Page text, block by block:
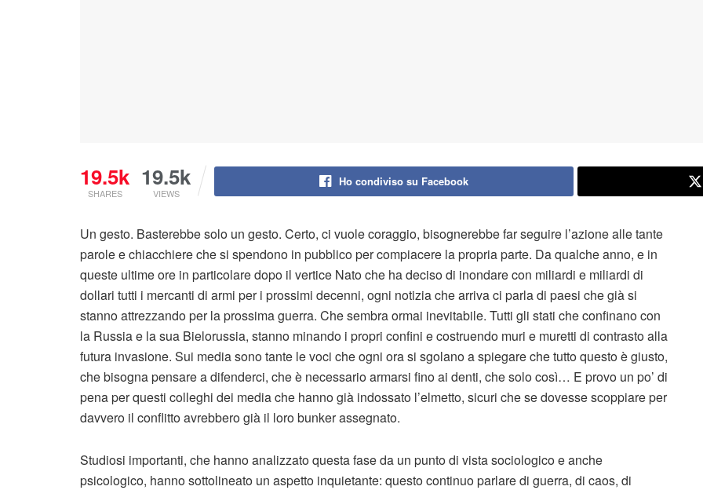
19.5k
SHARES
19.5k
VIEWS
Ho condiviso su Facebook
Un gesto. Basterebbe solo un gesto. Certo, ci vuole coraggio, bisognerebbe far seguire l’azione alle tante
parole e chiacchiere che si spendono in pubblico per compiacere la propria parte. Da qualche anno, e in
queste ultime ore in particolare dopo il vertice Nato che ha deciso di inondare con miliardi e miliardi di
dollari tutti i mercanti di armi per i prossimi decenni, ogni notizia che arriva ci parla di paesi che già si
stanno attrezzando per la prossima guerra. Che sembra ormai inevitabile. Tutti gli stati che confinano con
la Russia e la sua Bielorussia, stanno minando i propri confini e costruendo muri e muretti di contrasto alla
futura invasione. Sui media sono tante le voci che ogni ora si sgolano a spiegare che tutto questo è giusto,
che bisogna pensare a difenderci, che è necessario armarsi fino ai denti, che solo così… E provo un po’ di
pena per questi colleghi dei media che hanno già indossato l’elmetto, sicuri che se dovesse scoppiare per
davvero il conflitto avrebbero già il loro bunker assegnato.
Studiosi importanti, che hanno analizzato questa fase da un punto di vista sociologico e anche
psicologico, hanno sottolineato un aspetto inquietante: questo continuo parlare di guerra, di caos, di